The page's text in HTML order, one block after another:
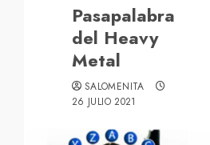
Pasapalabra
del Heavy
Metal
SALOMENITA
26 JULIO 2021